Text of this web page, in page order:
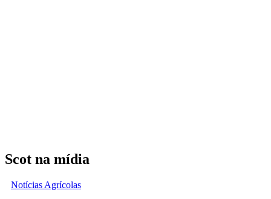
Scot na mídia
Notícias Agrícolas